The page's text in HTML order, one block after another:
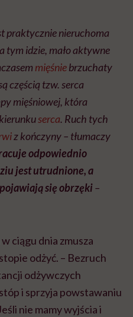
praktycznie nieruchoma
tym idzie, mało aktywne
mięśniebrzuchaty
częścią tzw. serca
mięśniowej, która
serca. Ruch tych
z kończyny – tłumaczy
odpowiednio
jest utrudnione, a
się obrzęki–
ciągu dnia zmusza
odżyć. – Bezruch
odżywczych
i sprzyja powstawaniu
nie mamy wyjścia i